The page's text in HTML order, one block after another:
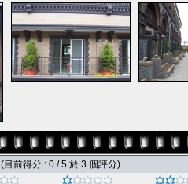
(目前得分 : 0 / 5 於 3 個評分)